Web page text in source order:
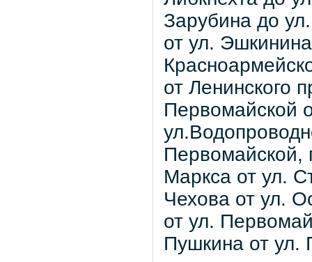
Зарубина до
от ул.
от Ленинского
Первомайской
Первомайской,
Маркса от ул.
Чехова от ул.
от ул.
Пушкина от ул.